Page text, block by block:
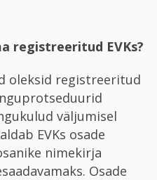
registreeritud EVKs?
oleksid registreeritud
väljumisel
EVK­s osade
nimekirja
Osade